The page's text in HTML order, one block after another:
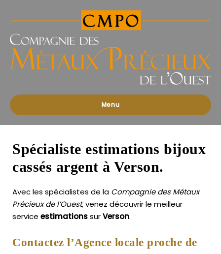
des
Précieux
l'Ouest
Menu
Spécialiste estimations bijoux
cassés argent à Verson.
Avec les spécialistes de la Compagnie des Métaux
Précieux de l’Ouest, venez découvrir le meilleur
service estimationssurVerson.
Contactez l’Agence locale proche de